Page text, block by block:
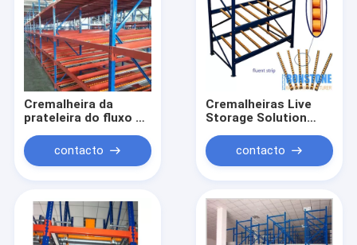
Cremalheira da
prateleira do fluxo da
armazenamento do
armazém
contacto
Cremalheiras Live
Storage Solution
gravidade do
armazém do cliente
contacto